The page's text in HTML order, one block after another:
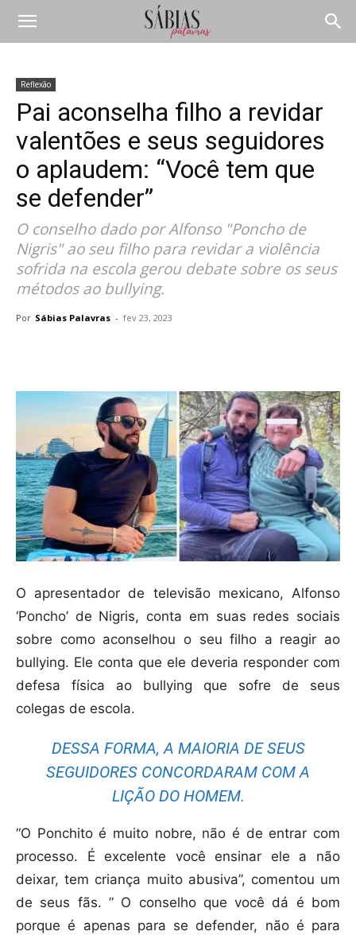
Reflexão
Pai aconselha filho a revidar
valentões e seus seguidores
o aplaudem: “Você tem que
se defender”
O conselho dado por Alfonso "Poncho de
Nigris" ao seu filho para revidar a violência
sofrida na escola gerou debate sobre os seus
métodos ao bullying.
Por Sábias Palavras - fev 23, 2023
O apresentador de televisão mexicano, Alfonso
‘Poncho’ de Nigris, conta em suas redes sociais
sobre como aconselhou o seu filho a reagir ao
bullying. Ele conta que ele deveria responder com
defesa física ao bullying que sofre de seus
colegas de escola.
DESSA FORMA, A MAIORIA DE SEUS
SEGUIDORES CONCORDARAM COM A
LIÇÃO DO HOMEM.
“O Ponchito é muito nobre, não é de entrar com
processo. É excelente você ensinar ele a não
deixar, tem criança muito abusiva”, comentou um
de seus fãs. ” O conselho que você dá é bom
porque é apenas para se defender, não é para